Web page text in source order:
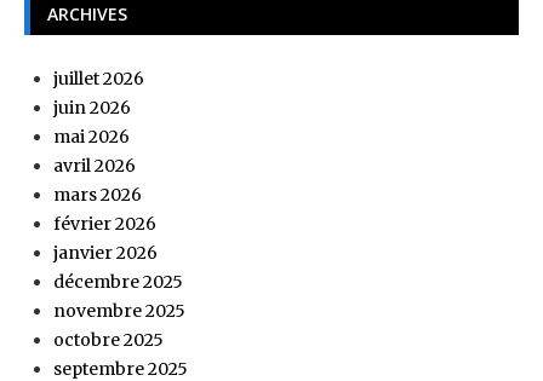
ARCHIVES
juillet 2026
juin 2026
mai 2026
avril 2026
mars 2026
février 2026
janvier 2026
décembre 2025
novembre 2025
octobre 2025
septembre 2025